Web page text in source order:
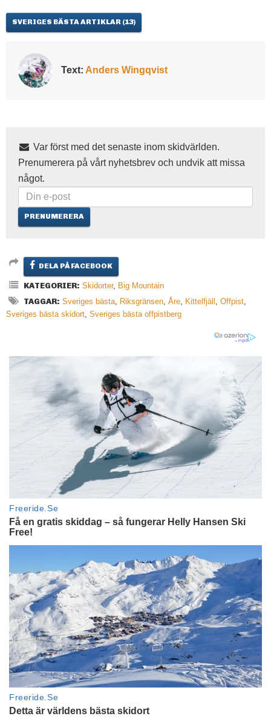
SVERIGES BÄSTA ARTIKLAR (13)
Text: Anders Wingqvist
Var först med det senaste inom skidvärlden.
Prenumerera på vårt nyhetsbrev och undvik att missa
något.
DELA PÅ FACEBOOK
KATEGORIER: Skidorter, Big Mountain
TAGGAR: Sveriges bästa Riksgränsen Åre Kittelfjäll Offpist
Sveriges bästa skidort Sveriges bästa offpistberg